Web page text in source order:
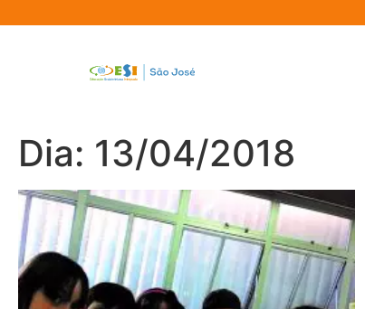
Dia: 13/04/2018